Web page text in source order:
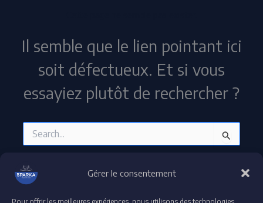
Gérer le consentement
Il semble que le lien pointant ici
soit défectueux. Et si vous
essayiez plutôt de rechercher ?